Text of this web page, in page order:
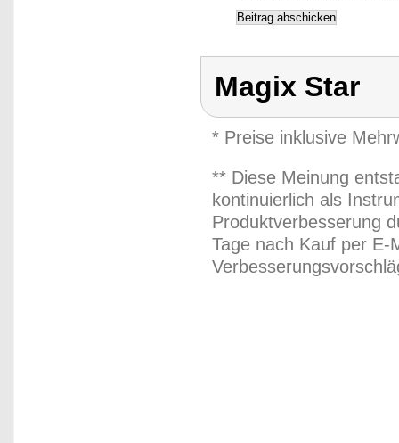
Magix Star
* Preise inklusive
** Diese Meinung
kontinuierlich als
Produktverbesserung
Tage nach Kauf per E-